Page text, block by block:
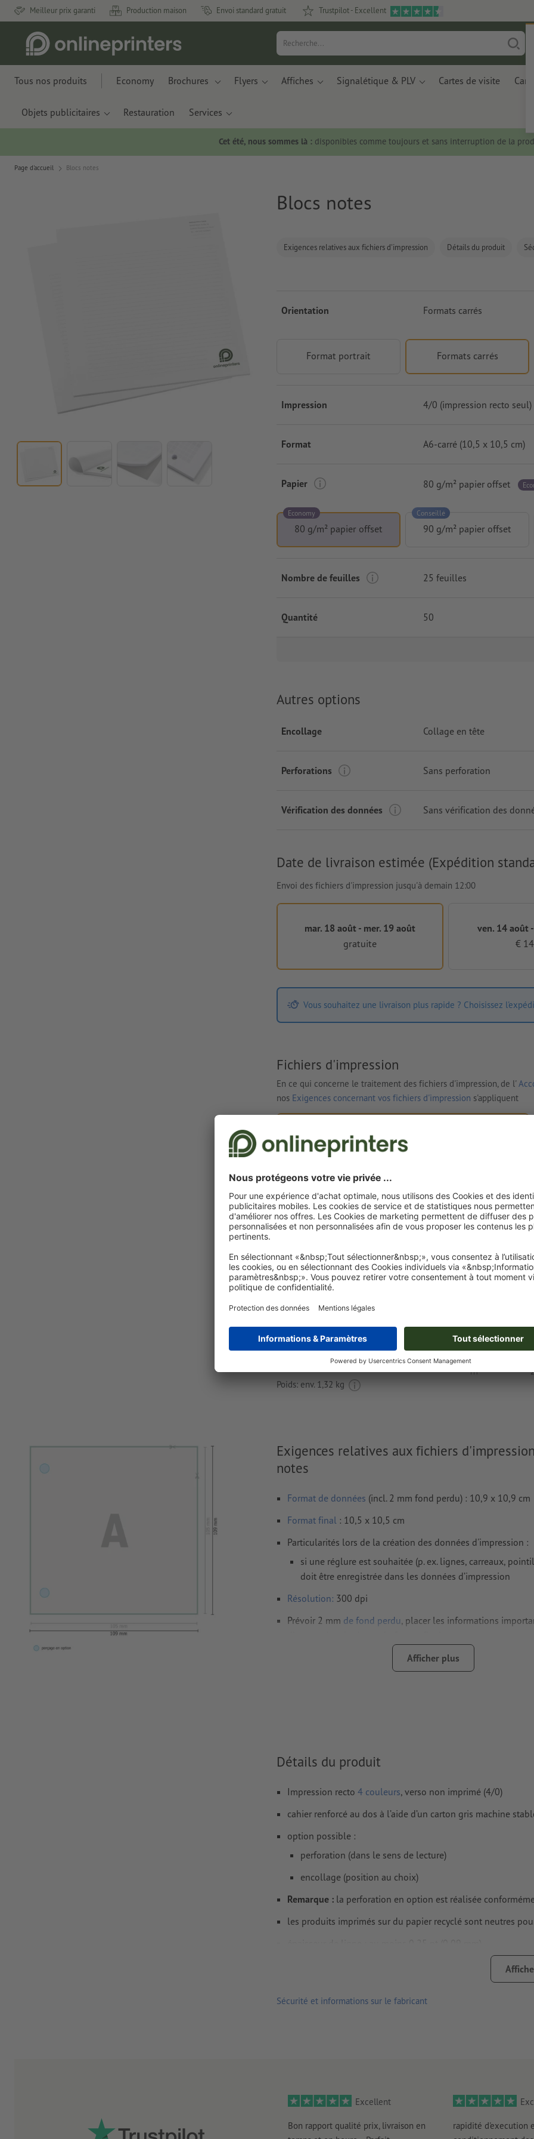
Meilleur prix garanti Production maison Envoi standard gratuit Trustpilot - Excellent
Tous nos produits Economy Brochures Flyers Affiches Signalétique & PLV Cartes de visite
Objets publicitaires Restauration Services
Cet été, nous sommes là :disponibles comme toujours et sans interruption de la
Page d'accueil Blocs notes
Blocs notes
Exigences relatives aux fichiers d'impression Détails du produit
Orientation Formats carrés
Format portrait Formats carrés
Impression 4/0 (impression recto seul)
Format A6-carré (10,5 x 10,5 cm)
Papier 80 g/m² papier offset
80 g/m² papier offset
Economy
90 g/m² papier offset
Conseillé
Nombre de feuilles 25 feuilles
Quantité 50
Autres options
Encollage Collage en tête
Perforations Sans perforation
Vérification des données Sans vérification des
Date de livraison estimée (Expédition
Envoi des fichiers d'impression jusqu'à demain 12:00
mar. 18 août - mer. 19 août
gratuite
ven. 14 août
€
Vous souhaitez une livraison plus rapide ? Choisissez
Fichiers d'impression
En ce qui concerne le traitement des fichiers d'impression, de l'
nos Exigences concernant vos fichiers d'impression s'appliquent
Vos fichiers d'impression
Vous pouvez télécharger vos fichiers d'impression avant ou
Je dépose mes fichiers
HT
€ 32,47
Livraison approx. :
mar. 18 août - mer. 19 août
Poids: env. 1,32 kg
Exigences relatives aux fichiers
notes
Format de données (incl. 2 mm fond perdu) : 10,9 x 10,9 cm
Format final : 10,5 x 10,5 cm
Particularités lors de la création des données d'impression :
si une réglure est souhaitée (p. ex. lignes, carreaux,
doit être enregistrée dans les données d’impression
Résolution: 300 dpi
Prévoir 2 mm de fond perdu, placer les informations
CMJN, FOGRA52 (PSO Uncoated v3
Le contenu deschamps de formulaire
Comment créer correctement des fichiers d'impression?
Afficher plus
Détails du produit
Impression recto 4 couleurs, verso non imprimé (4/0)
cahier renforcé au dos à l’aide d’un carton gris machine
option possible :
perforation (dans le sens de lecture)
encollage (position au choix)
Remarque : la perforation en option est réalisée
les produits imprimés sur du papier recyclé sont neutres
Les lignes fines qui sont indiquées dans une application
apparaître discontinues, irrégulières ou disloquées en
Sécurité et informations sur le fabricant
Excellent
Bon rapport qualité prix, livraison en
rapidité d'execution